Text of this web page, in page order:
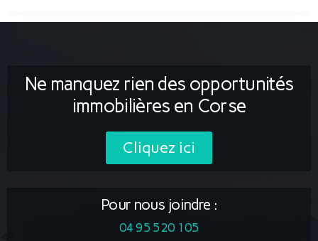
Ne manquez rien des opportunités
immobilières en Corse
Cliquez ici
Pour nous joindre :
04 95 520 105